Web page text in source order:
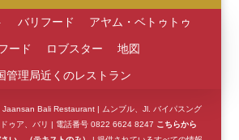
バリフード アヤム・ベトゥトゥ
ード ロブスター 地図
管理局近くのレストラン
Bali Restaurant | ムンブル、Jl. バイパスング
ゥア、バリ | 電話番号 0822 6624 8247 こちらから
简体中文
हिन्दी